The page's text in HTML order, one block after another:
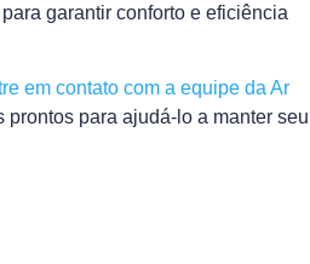
garantir conforto e eficiência
em contato com a equipe da Ar
para ajudá-lo a manter seu